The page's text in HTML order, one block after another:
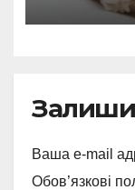
Ваша e-mail
Обов’язкові